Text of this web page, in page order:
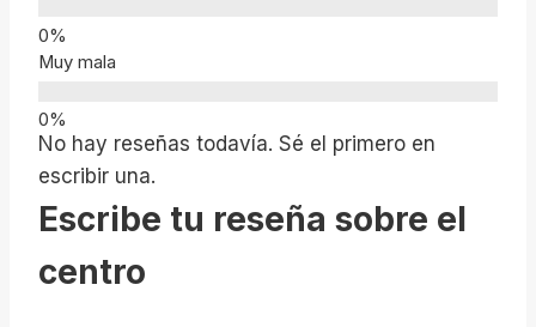
Muy mala
No hay reseñas todavía. Sé el primero en
escribir una.
Escribe tu reseña sobre el
centro